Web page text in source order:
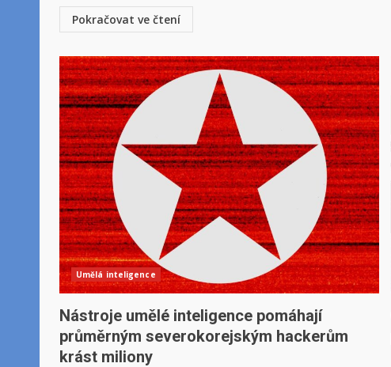
Pokračovat ve čtení
Umělá inteligence
Nástroje umělé inteligence pomáhají
průměrným severokorejským hackerům
krást miliony